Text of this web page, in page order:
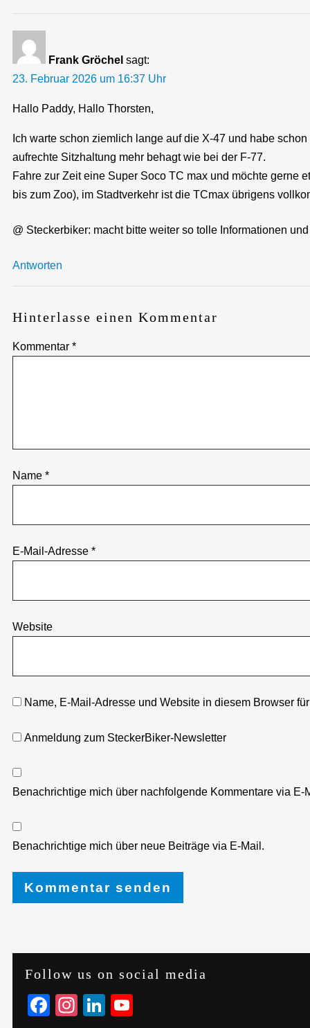
Frank Gröchel sagt:
23. Februar 2026 um 16:37 Uhr
Hallo Paddy, Hallo Thorsten,
Ich warte schon ziemlich lange auf die X-47 und habe
aufrechte Sitzhaltung mehr behagt wie bei der F-77.
Fahre zur Zeit eine Super Soco TC max und möchte gerne
bis zum Zoo), im Stadtverkehr ist die TCmax übrigens
@ Steckerbiker: macht bitte weiter so tolle Informationen
Antworten
Hinterlasse einen Kommentar
Kommentar *
Name *
E-Mail-Adresse *
Website
Name, E-Mail-Adresse und Website in diesem Browser
Anmeldung zum SteckerBiker-Newsletter
Benachrichtige mich über nachfolgende Kommentare via E-
Benachrichtige mich über neue Beiträge via E-Mail.
Follow us on social media
Facebook
Instagram
LinkedIn